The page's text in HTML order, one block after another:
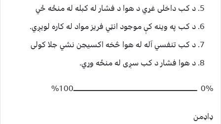
د کب داخلی غړي د هوا د فشار له کبله له منځه ځي
د کب په وینه کې موجود انټي فريز مواد له کاره لويږي.
د کب تنفسي آله له هوا څخه اکسيجن نشي جلا کولی
د هوا فشار د کب سږی له منځه وړي.‌
0% ـــــــــــــــــــــــــــــــــــــــــــــــــــــــــــــــــــــــــــــــــــــــــــــــــــــــــــــــــــــــــــــ100%
ډاډمن